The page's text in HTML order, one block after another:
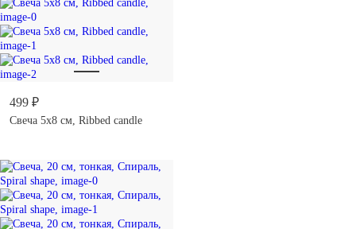
499 ₽
Свеча 5x8 см, Ribbed candle